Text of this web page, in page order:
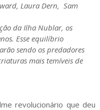
Laura Dern, Sam
da Ilha Nublar, os
Esse equilíbrio
sendo os predadores
mais temíveis de
revolucionário que deu